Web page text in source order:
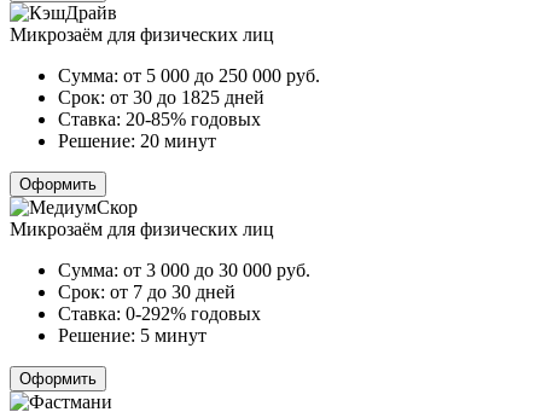
Микрозаём для физических лиц
Сумма: от 5 000 до 250 000 руб.
Срок: от 30 до 1825 дней
Ставка: 20-85% годовых
Решение: 20 минут
Оформить
Микрозаём для физических лиц
Сумма: от 3 000 до 30 000 руб.
Срок: от 7 до 30 дней
Ставка: 0-292% годовых
Решение: 5 минут
Оформить